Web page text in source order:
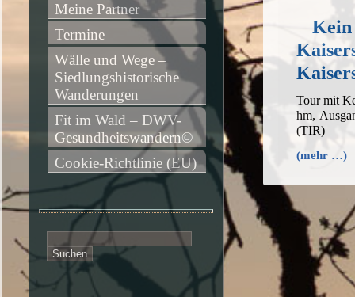
Kein
Tour mit
hm,
(TIR)
(mehr …)
Meine Partner
Termine
Wälle und Wege –
Siedlungshistorische
Wanderungen
Fit im Wald – DWV-
Gesundheitswandern©
Cookie-Richtlinie (EU)
nach: